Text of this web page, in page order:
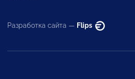
Разработка сайта — Flips